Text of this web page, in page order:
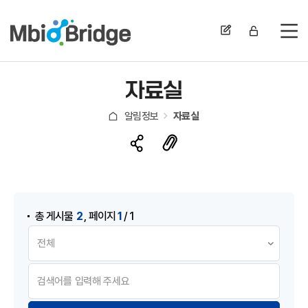
전
자료실
알림정보 자료실
총 게시물 2 ,페이지1/ 1